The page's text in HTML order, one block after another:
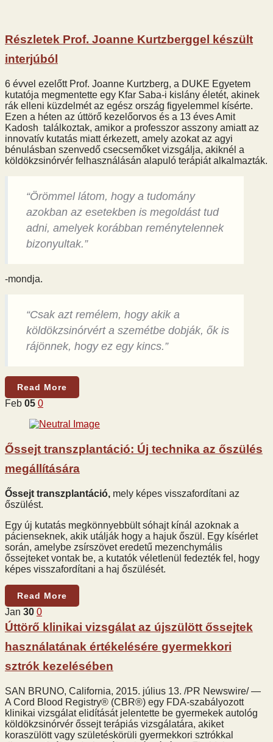
Részletek Prof. Joanne Kurtzberggel készült
interjúból
6 évvel ezelőtt Prof. Joanne Kurtzberg, a DUKE Egyetem
kutatója megmentette egy Kfar Saba-i kislány életét, akinek
rák elleni küzdelmét az egész ország figyelemmel kísérte.
Ezen a héten az úttörő kezelőorvos és a 13 éves Amit
Kadosh találkoztak, amikor a professzor asszony amiatt az
innovatív kutatás miatt érkezett, amely azokat az agyi
bénulásban szenvedő csecsemőket vizsgálja, akiknél a
köldökzsinórvér felhasználásán alapuló terápiát alkalmazták.
“Örömmel látom, hogy a tudomány
azokban az esetekben is megoldást tud
adni, amelyek korábban reménytelennek
bizonyultak.”
-mondja.
“Csak azt remélem, hogy akik a
köldökzsinórvért a szemétbe dobják, ők is
rájönnek, hogy ez egy kincs.”
Read More
Feb 05 0
Őssejt transzplantáció: Új technika az őszülés
megállítására
Őssejt transzplantáció, mely képes visszafordítani az
őszülést.
Egy új kutatás megkönnyebbült sóhajt kínál azoknak a
pácienseknek, akik utálják hogy a hajuk őszül. Egy kísérlet
során, amelybe zsírszövet eredetű mezenchymális
őssejteket vontak be, a kutatók véletlenül fedezték fel, hogy
képes visszafordítani a haj őszülését.
Read More
Jan 30 0
Úttörő klinikai vizsgálat az újszülött őssejtek
használatának értékelésére gyermekkori
sztrók kezelésében
SAN BRUNO, California, 2015. július 13. /PR Newswire/ —
A Cord Blood Registry® (CBR®) egy FDA-szabályozott
klinikai vizsgálat elidítását jelentette be gyermekek autológ
köldökzsinórvér őssejt terápiás vizsgálatára, akiket
koraszülött vagy születéskörüli gyermekkori sztrókkal